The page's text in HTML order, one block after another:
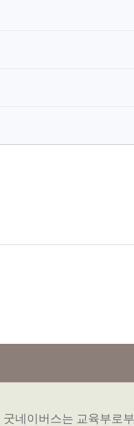
굿네이버스는 교육부로